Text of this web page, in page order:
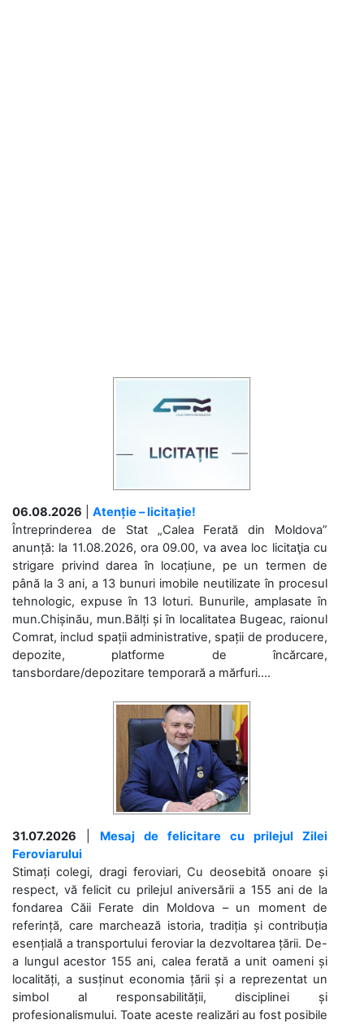
06.08.2026
Atenție – licitație!
Întreprinderea de Stat „Calea Ferată din Moldova”
anunță: la 11.08.2026, ora 09.00, va avea loc licitaţia cu
strigare privind darea în locațiune, pe un termen de
până la 3 ani, a 13 bunuri imobile neutilizate în procesul
tehnologic, expuse în 13 loturi. Bunurile, amplasate în
mun.Chișinău, mun.Bălți și în localitatea Bugeac, raionul
Comrat, includ spații administrative, spații de producere,
depozite, platforme de încărcare,
tansbordare/depozitare temporară a mărfuri....
31.07.2026
Mesaj de felicitare cu prilejul Zilei
Feroviarului
Stimați colegi, dragi feroviari, Cu deosebită onoare și
respect, vă felicit cu prilejul aniversării a 155 ani de la
fondarea Căii Ferate din Moldova – un moment de
referință, care marchează istoria, tradiția și contribuția
esențială a transportului feroviar la dezvoltarea țării. De-
a lungul acestor 155 ani, calea ferată a unit oameni și
localități, a susținut economia țării și a reprezentat un
simbol al responsabilității, disciplinei și
profesionalismului. Toate aceste realizări au fost posibile